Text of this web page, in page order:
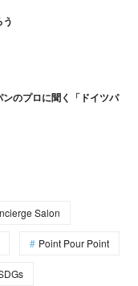
のプロに聞く「ドイツパ
Salon
Point Pour Point